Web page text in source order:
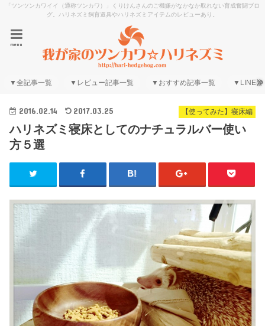
「ツンツンカワイイ（通称ツンカワ）」くりけんさんのご機嫌がなかなか取れない育成奮闘ブロ
グ。ハリネズミ飼育道具やハリネズミアイテムのレビューあり。
menu
▼全記事一覧 ▼レビュー記事一覧 ▼おすすめ記事一覧 ▼LINE@
【使ってみた】寝床編
2016.02.14 2017.03.25
ハリネズミ寝床としてのナチュラルバー使い
方５選